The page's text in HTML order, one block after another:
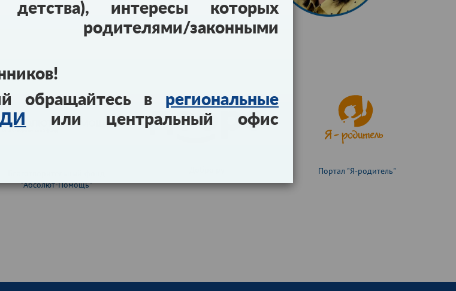
"Абсолют-Помощь"
Портал "Я-родитель"
интересы которых
законными
обращайтесь в региональные
или центральный офис